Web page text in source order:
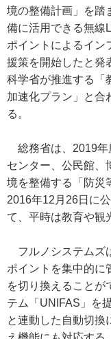
境の整備計画」を踏
備に活用できる無線
ポイントによるイン
援策を開始したと発
科学省が推進する「
加速化プラン」と合
る。
総務省は、2019年
センター、公民館、
境を整備する「防災
2016年12月26日に
て、平時は教育や観
フルノシステムズ
ポイントを集中的に
を切り換えることが
テム「UNIFAS」を
と連動した自動切換